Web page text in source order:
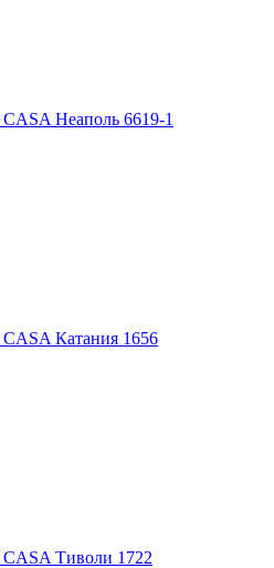
Неаполь 6619-1
Катания 1656
Тиволи 1722